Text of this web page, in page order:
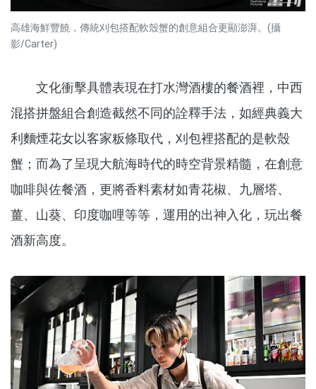
高雄海鮮豐饒，傳統刈包搭配軟殼蟹的創意組合更顯澎湃。(攝
影/Carter)
文化衝擊具體表現在打水灣酒樓的餐酒裡，中西
混搭拼盤組合創造截然不同的詮釋手法，如經典義大
利麵煙花女以客家粄條取代，刈包裡搭配的是軟殼
蟹；而為了呈現大航海時代的時空背景精髓，在創意
咖啡與佐餐酒，更將香料素材如青花椒、九層塔、
薑、山葵、印度咖哩等等，運用的出神入化，玩出餐
酒新高度。